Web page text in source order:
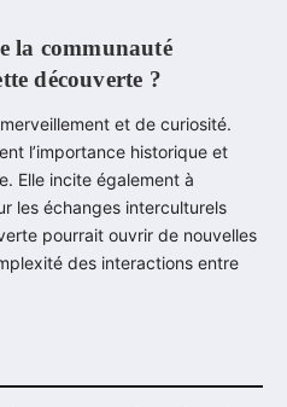
la communauté
découverte ?
et de curiosité.
l’importance historique et
Elle incite également à
les échanges interculturels
pourrait ouvrir de nouvelles
des interactions entre